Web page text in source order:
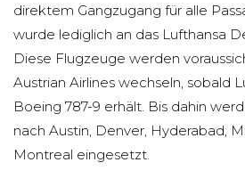
direktem Gangzugang für alle
wurde lediglich an das Lufthansa
Diese Flugzeuge werden
Austrian Airlines wechseln, sobald
Boeing 787-9 erhält. Bis dahin
nach Austin, Denver, Hyderabad,
Montreal eingesetzt.